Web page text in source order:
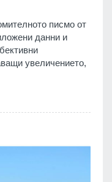
писмо от
данни и
увеличението,